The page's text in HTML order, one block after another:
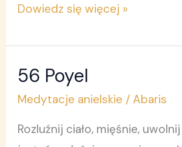
Dowiedz się więcej »
56 Poyel
Medytacje anielskie /Abaris
Rozluźnij ciało, mięśnie,
56
Poyel